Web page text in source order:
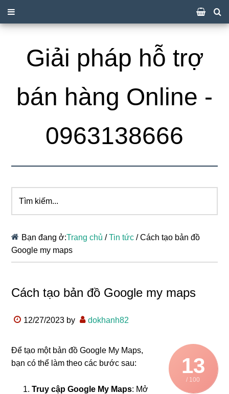
Giải pháp hỗ trợ
bán hàng Online -
0963138666
kiếm...
Bạn đang ở:Trang chủ / Tin tức /Cách tạo bản đồ
Google my maps
Cách tạo bản đồ Google my maps
12/27/2023 by dokhanh82
13
/ 100
Để tạo một bản đồ Google My Maps,
bạn có thể làm theo các bước sau:
Truy cập Google My Maps: Mở